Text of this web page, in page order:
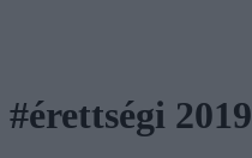
#érettségi 2019